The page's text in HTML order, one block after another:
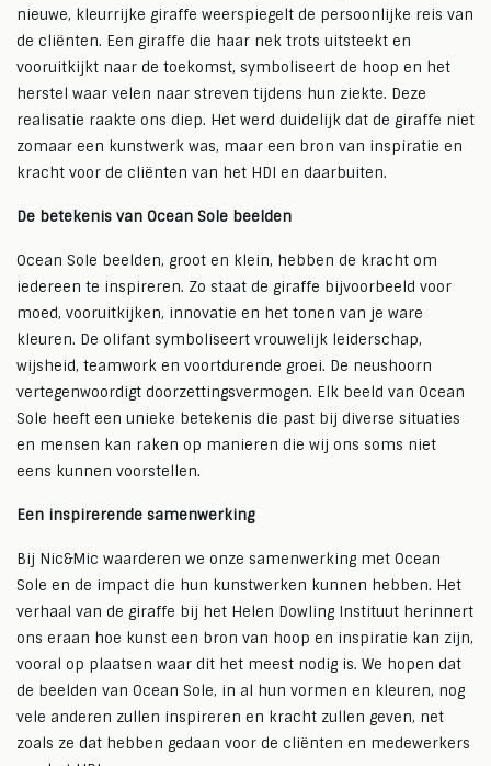
nieuwe, kleurrijke giraffe weerspiegelt de persoonlijke reis van
de cliënten. Een giraffe die haar nek trots uitsteekt en
vooruitkijkt naar de toekomst, symboliseert de hoop en het
herstel waar velen naar streven tijdens hun ziekte. Deze
realisatie raakte ons diep. Het werd duidelijk dat de giraffe niet
zomaar een kunstwerk was, maar een bron van inspiratie en
kracht voor de cliënten van het HDI en daarbuiten.
De betekenis van Ocean Sole beelden
Ocean Sole beelden, groot en klein, hebben de kracht om
iedereen te inspireren. Zo staat de giraffe bijvoorbeeld voor
moed, vooruitkijken, innovatie en het tonen van je ware
kleuren. De olifant symboliseert vrouwelijk leiderschap,
wijsheid, teamwork en voortdurende groei. De neushoorn
vertegenwoordigt doorzettingsvermogen. Elk beeld van Ocean
Sole heeft een unieke betekenis die past bij diverse situaties
en mensen kan raken op manieren die wij ons soms niet
eens kunnen voorstellen.
Een inspirerende samenwerking
Bij Nic&Mic waarderen we onze samenwerking met Ocean
Sole en de impact die hun kunstwerken kunnen hebben. Het
verhaal van de giraffe bij het Helen Dowling Instituut herinnert
ons eraan hoe kunst een bron van hoop en inspiratie kan zijn,
vooral op plaatsen waar dit het meest nodig is. We hopen dat
de beelden van Ocean Sole, in al hun vormen en kleuren, nog
vele anderen zullen inspireren en kracht zullen geven, net
zoals ze dat hebben gedaan voor de cliënten en medewerkers